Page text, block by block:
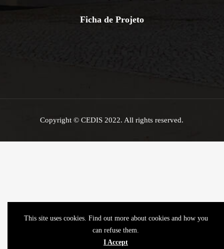
Ficha de Projeto
Copyright © CEDIS 2022. All rights reserved.
This site uses cookies. Find out more about cookies and how you
can refuse them.
I Accept